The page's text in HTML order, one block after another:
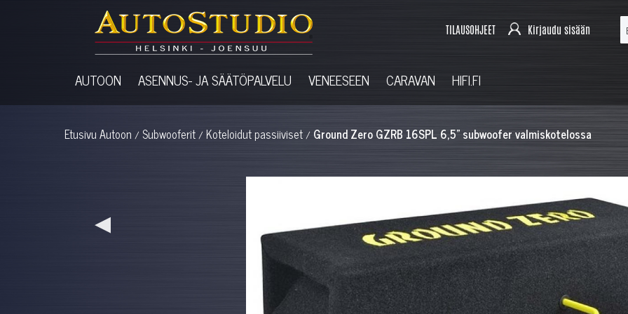
Kirjaudu sisään
TILAUSOHJEET
AUTOON ASENNUS- JA SÄÄTÖPALVELU VENEESEEN CARAVAN HIFI.FI
EtusivuAutoon / Subwooferit/ Koteloidut passiiviset/ Ground Zero GZRB 16SPL 6,5" subwoofer valmiskotelossa
◀